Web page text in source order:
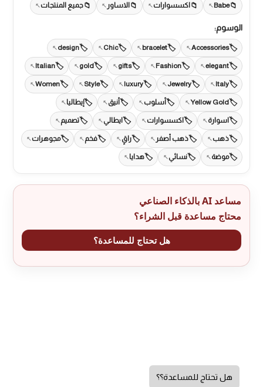
Babe اكسسوارات الاساور جميع المنتجات
الوسوم:
Accessories
bracelet
Chic
design
elegant
Fashion
gifts
gold
Italian
Italy
Jewelry
luxury
Style
Women
Yellow Gold أسلوب أنيق إيطاليا
اسوارة اكسسوارات ايطالي تصميم
ذهب ذهب أصفر راقٍ فخم مجوهرات
موضة نسائي هدايا
مساعد AI بالذكاء الصناعي
محتاج مساعدة قبل الشراء؟
هل تحتاج للمساعدة؟
هل تحتاج للمساعدة؟؟